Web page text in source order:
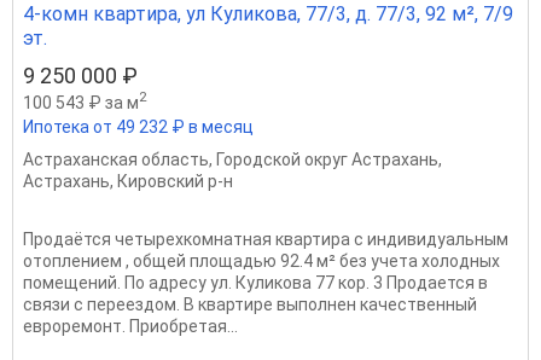
4-комн квартира, ул Куликова, 77/3, д. 77/3, 92 м², 7/9
эт.
9 250 000 ₽
100 543 ₽ за м2
Ипотека от 49 232 ₽ в месяц
Астраханская область, Городской округ Астрахань,
Астрахань, Кировский р-н
Продаётся четырехкомнатная квартира с индивидуальным
отоплением , общей площадью 92.4 м² без учета холодных
помещений. По адресу ул. Куликова 77 кор. 3 Продается в
связи с переездом. В квартире выполнен качественный
евроремонт. Приобретая...